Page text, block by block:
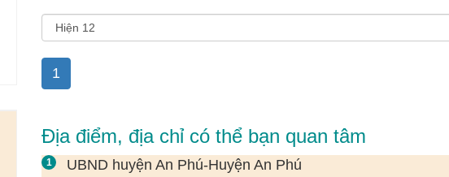
1
Địa điểm, địa chỉ có thể bạn quan tâm
UBND huyện An Phú-Huyện An Phú